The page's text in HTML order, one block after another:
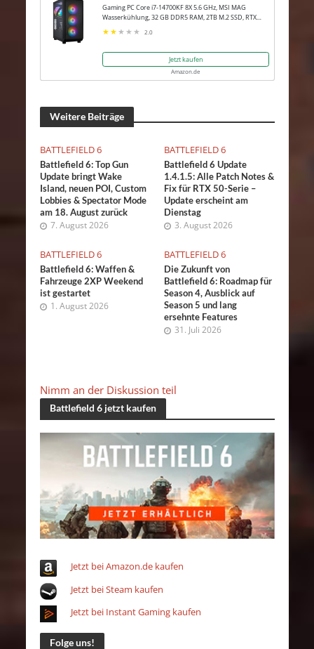
Gaming PC Core i7-14700KF 8X 5.6 GHz, MSI MAG
Wasserkühlung, 32 GB DDR5 RAM, 2TB M.2 SSD, RTX
5080 16GB, Win 11 Pro
2.0
Jetzt kaufen
Amazon.de
Weitere Beiträge
BATTLEFIELD 6
Battlefield 6: Top Gun
Update bringt Wake
Island, neuen POI, Custom
Lobbies & Spectator Mode
am 18. August zurück
7. August 2026
BATTLEFIELD 6
Battlefield 6 Update
1.4.1.5: Alle Patch Notes &
Fix für RTX 50-Serie –
Update erscheint am
Dienstag
3. August 2026
BATTLEFIELD 6
Battlefield 6: Waffen &
Fahrzeuge 2XP Weekend
ist gestartet
1. August 2026
BATTLEFIELD 6
Die Zukunft von
Battlefield 6: Roadmap für
Season 4, Ausblick auf
Season 5 und lang
ersehnte Features
31. Juli 2026
Nimm an der Diskussion teil
Battlefield 6 jetzt kaufen
Jetzt bei Amazon.de kaufen
Jetzt bei Steam kaufen
Jetzt bei Instant Gaming kaufen
Folge uns!